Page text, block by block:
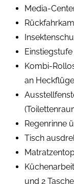
Media-
Kombi-
an
Regenrinne
Tisch
und 2